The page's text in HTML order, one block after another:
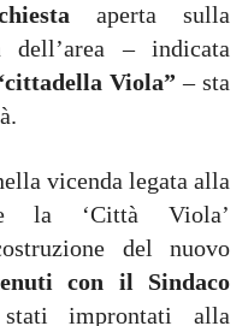
aperta sulla
dell’area – indicata
Viola” – sta
vicenda legata alla
la ‘Città Viola’
del nuovo
con il Sindaco
improntati alla